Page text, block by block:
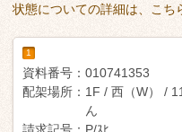
状態についての詳細は、こち
1
資料番号： 010741353
配架場所： 1F / 西（W） /
ん
請求記号： P/ｽﾋ